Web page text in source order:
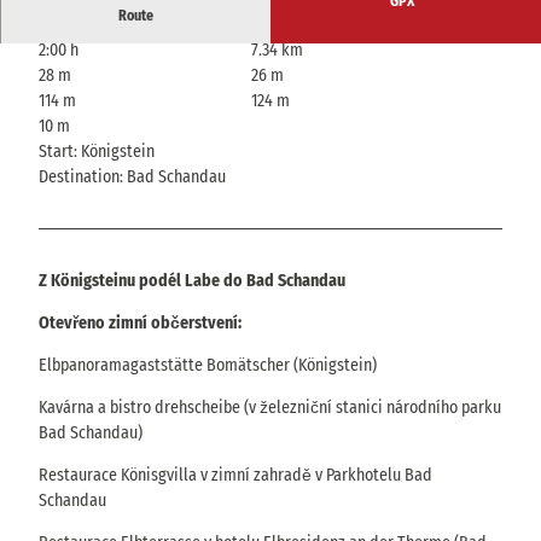
Route
2:00 h
7.34 km
28 m
26 m
114 m
124 m
10 m
Start: Königstein
Destination: Bad Schandau
Z Königsteinu podél Labe do Bad Schandau
Otevřeno zimní občerstvení:
Elbpanoramagaststätte Bomätscher (Königstein)
Kavárna a bistro drehscheibe (v železniční stanici národního parku
Bad Schandau)
Restaurace Könisgvilla v zimní zahradě v Parkhotelu Bad
Schandau